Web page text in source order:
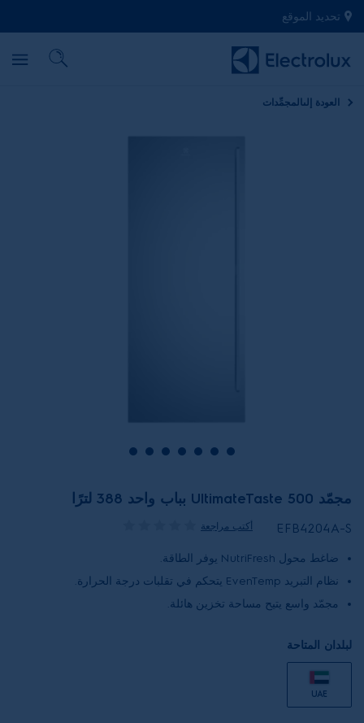
تحديد الموقع
العودة إلىالمجمِّدات
مجمّد UltimateTaste 500 بباب واحد 388 لترًا
EFB4204A-S أكتب مراجعة
ضاغط محول NutriFresh يوفر الطاقة.
نظام التبريد EvenTemp يتحكم في تقلبات درجة الحرارة.
مجمّد واسع يتيح مساحة تخزين هائلة.
لبلدان المتاحة
UAE